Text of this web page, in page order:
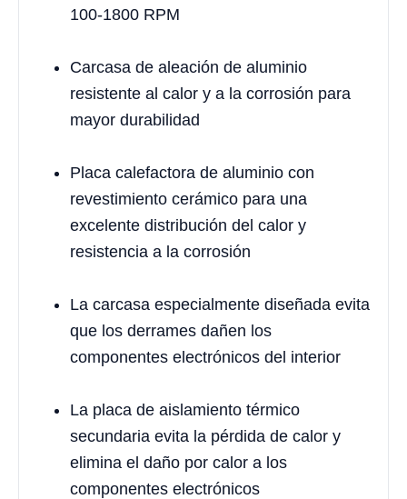
100-1800 RPM
Carcasa de aleación de aluminio
resistente al calor y a la corrosión para
mayor durabilidad
Placa calefactora de aluminio con
revestimiento cerámico para una
excelente distribución del calor y
resistencia a la corrosión
La carcasa especialmente diseñada evita
que los derrames dañen los
componentes electrónicos del interior
La placa de aislamiento térmico
secundaria evita la pérdida de calor y
elimina el daño por calor a los
componentes electrónicos